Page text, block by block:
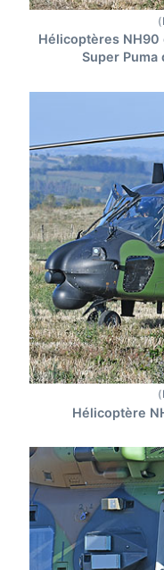
Hélicoptères NH90
Super Puma
Hélicoptère